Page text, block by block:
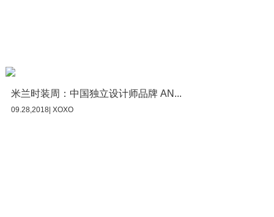
米兰时装周：中国独立设计师品牌 AN...
09.28,2018| XOXO